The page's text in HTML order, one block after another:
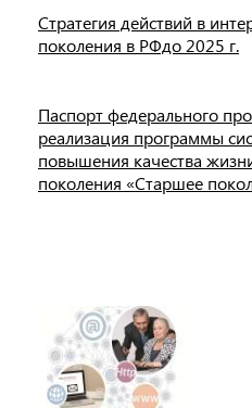
Стратегия действий в
поколения в РФдо 2025 г.
Паспорт федерального
реализация программы
повышения качества
поколения «Старшее